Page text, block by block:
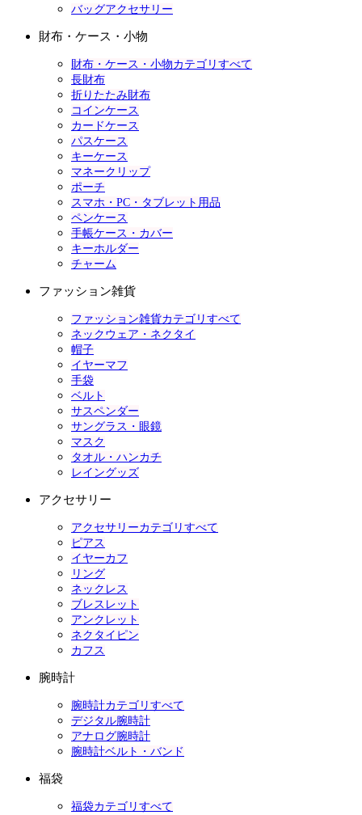
バッグアクセサリー
財布・ケース・小物
財布・ケース・小物カテゴリすべて
長財布
折りたたみ財布
コインケース
カードケース
パスケース
キーケース
マネークリップ
ポーチ
スマホ・PC・タブレット用品
ペンケース
手帳ケース・カバー
キーホルダー
チャーム
ファッション雑貨
ファッション雑貨カテゴリすべて
ネックウェア・ネクタイ
帽子
イヤーマフ
手袋
ベルト
サスペンダー
サングラス・眼鏡
マスク
タオル・ハンカチ
レイングッズ
アクセサリー
アクセサリーカテゴリすべて
ピアス
イヤーカフ
リング
ネックレス
ブレスレット
アンクレット
ネクタイピン
カフス
腕時計
腕時計カテゴリすべて
デジタル腕時計
アナログ腕時計
腕時計ベルト・バンド
福袋
福袋カテゴリすべて